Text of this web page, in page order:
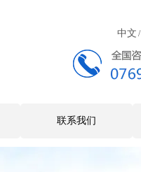
中文 /
联系我们